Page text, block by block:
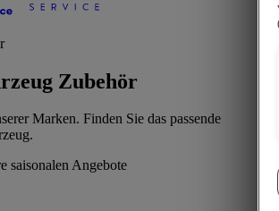
Zubehör
Marken. Finden Sie das passende
saisonalen Angebote